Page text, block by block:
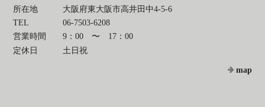
所在地
大阪府東大阪市高井田中4-5-6
TEL
06-7503-6208
営業時間
9：00 〜 17：00
定休日
土日祝
map